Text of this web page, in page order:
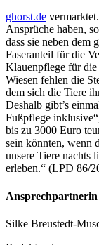
ghorst.de
Ansprüche haben,
dass sie neben dem
Faseranteil für die
Klauenpflege für
Wiesen fehlen die
dem sich die Tiere
Deshalb gibt’s
Fußpflege
bis zu 3000 Euro
sein könnten, wenn
unsere Tiere nachts
erleben.“ (LPD 86/
Silke Breustedt-